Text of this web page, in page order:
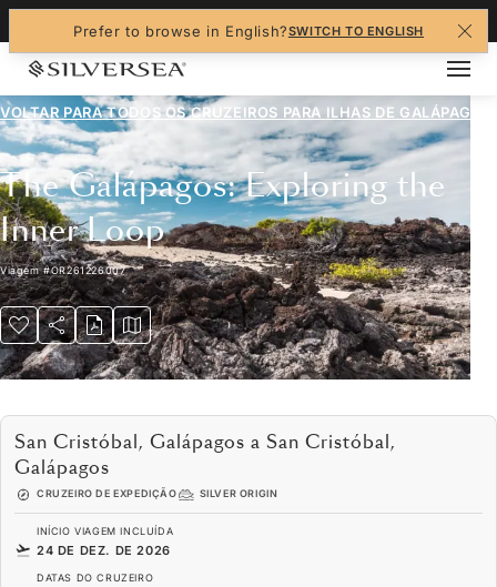
Prefer to browse in English?SWITCH TO ENGLISH
VOLTAR PARA TODOS OS CRUZEIROS PARA ILHAS DE GALÁPAGOS
The Galápagos: Exploring the
Inner Loop
Viagem#OR261226007
San Cristóbal, Galápagos a San Cristóbal,
Galápagos
CRUZEIRO DE EXPEDIÇÃO SILVER ORIGIN
INÍCIO VIAGEM INCLUÍDA
24 DE DEZ. DE 2026
DATAS DO CRUZEIRO